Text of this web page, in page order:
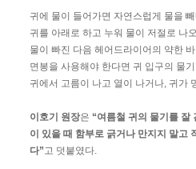
귀에 물이 들어가면 자연스럽게 물을
귀를 아래로 하고 누워 물이 저절로 나
물이 빠진 다음 헤어드라이어의 약한
면봉을 사용해야 한다면 귀 입구의 물
귀에서 고름이 나고 열이 나거나, 귀가
이호기 원장은 “여름철 귀의 물기를 잘
이 있을 때 함부로 긁거나 만지지 말고
다”고 덧붙였다.